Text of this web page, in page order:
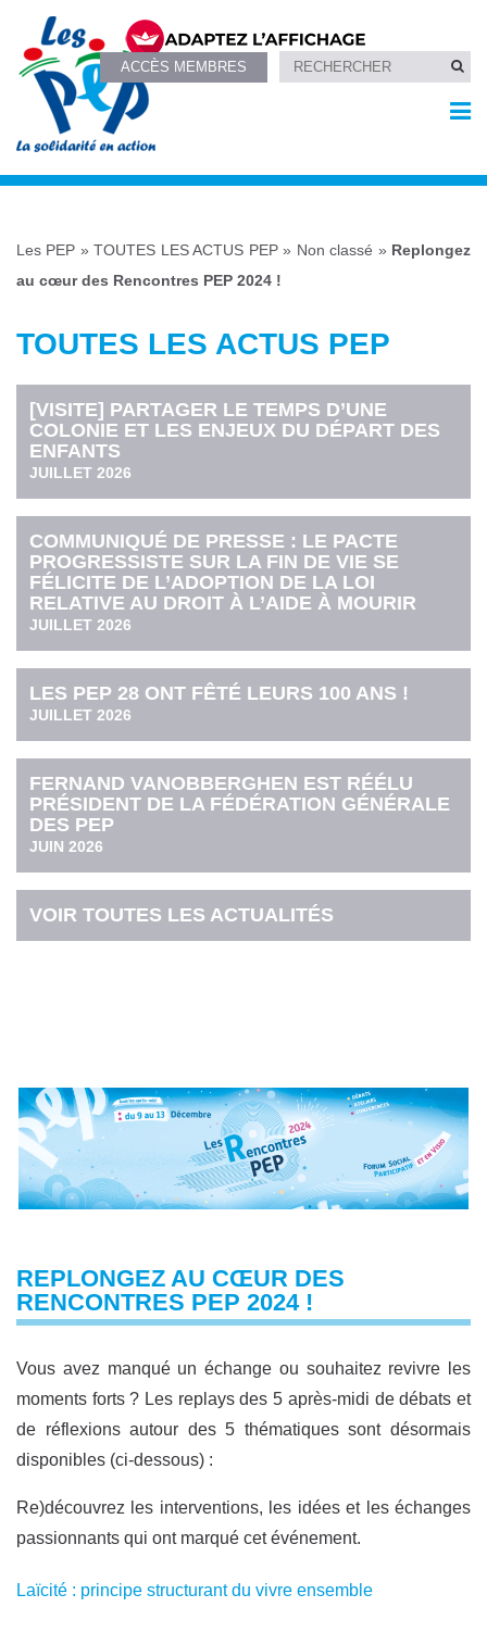
ACCÈS MEMBRES
Les PEP »TOUTES LES ACTUS PEP» Non classé » Replongez
au cœur des Rencontres PEP 2024 !
TOUTES LES ACTUS PEP
[VISITE] PARTAGER LE TEMPS D’UNE
COLONIE ET LES ENJEUX DU DÉPART DES
ENFANTS
JUILLET 2026
COMMUNIQUÉ DE PRESSE : LE PACTE
PROGRESSISTE SUR LA FIN DE VIE SE
FÉLICITE DE L’ADOPTION DE LA LOI
RELATIVE AU DROIT À L’AIDE À MOURIR
JUILLET 2026
LES PEP 28 ONT FÊTÉ LEURS 100 ANS !
JUILLET 2026
FERNAND VANOBBERGHEN EST RÉÉLU
PRÉSIDENT DE LA FÉDÉRATION GÉNÉRALE
DES PEP
JUIN 2026
VOIR TOUTES LES ACTUALITÉS
REPLONGEZ AU CŒUR DES
RENCONTRES PEP 2024 !
Vous avez manqué un échange ou souhaitez revivre les
moments forts ? Les replays des 5 après-midi de débats et
de réflexions autour des 5 thématiques sont désormais
disponibles (ci-dessous) :
Re)découvrez les interventions, les idées et les échanges
passionnants qui ont marqué cet événement.
Laïcité : principe structurant du vivre ensemble